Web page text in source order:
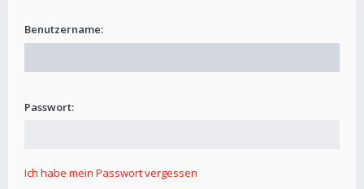
Benutzername:
Passwort:
Ich habe mein Passwort vergessen